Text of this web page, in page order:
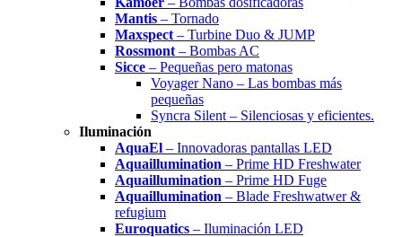
Mantis – Tornado
Maxspect – Turbine Duo & JUMP
Rossmont – Bombas AC
Sicce – Pequeñas pero matonas
Voyager Nano – Las bombas más
pequeñas
Syncra Silent – Silenciosas y eficientes.
Iluminación
AquaEl – Innovadoras pantallas LED
Aquaillumination – Prime HD Freshwater
Aquaillumination – Prime HD Fuge
Aquaillumination – Blade Freshwatwer &
refugium
Euroquatics – Iluminación LED